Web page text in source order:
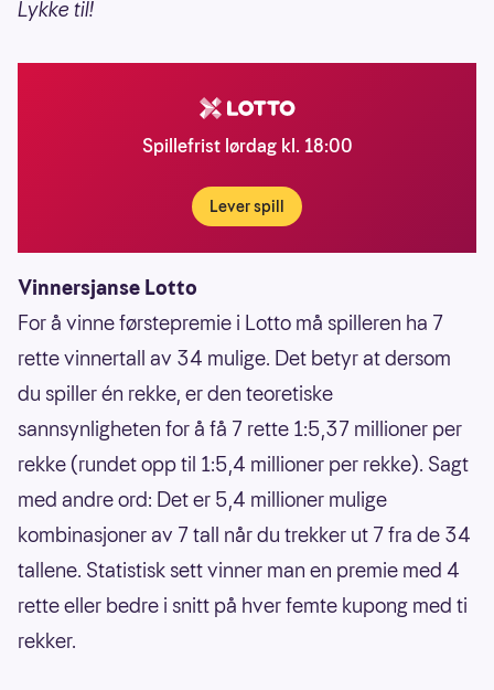
Lykke til!
Spillefrist lørdag kl. 18:00
Lever spill
Vinnersjanse Lotto
For å vinne førstepremie i Lotto må spilleren ha 7
rette vinnertall av 34 mulige. Det betyr at dersom
du spiller én rekke, er den teoretiske
sannsynligheten for å få 7 rette 1:5,37 millioner per
rekke (rundet opp til 1:5,4 millioner per rekke). Sagt
med andre ord: Det er 5,4 millioner mulige
kombinasjoner av 7 tall når du trekker ut 7 fra de 34
tallene. Statistisk sett vinner man en premie med 4
rette eller bedre i snitt på hver femte kupong med ti
rekker.